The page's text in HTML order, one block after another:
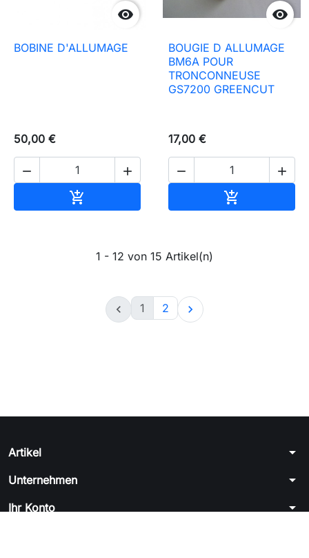

BOBINE D'ALLUMAGE
50,00 €
 


BOUGIE D ALLUMAGE
BM6A POUR
TRONCONNEUSE
GS7200 GREENCUT
17,00 €
 

1 - 12 von 15 Artikel(n)
 1 2 
Artikel arrow_drop_down
Unternehmen arrow_drop_down
Ihr Konto arrow_drop_down